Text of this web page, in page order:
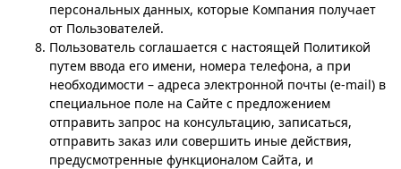
персональных данных, которые Компания получает
от Пользователей.
Пользователь соглашается с настоящей Политикой
путем ввода его имени, номера телефона, а при
необходимости – адреса электронной почты (e-mail) в
специальное поле на Сайте с предложением
отправить запрос на консультацию, записаться,
отправить заказ или совершить иные действия,
предусмотренные функционалом Сайта, и